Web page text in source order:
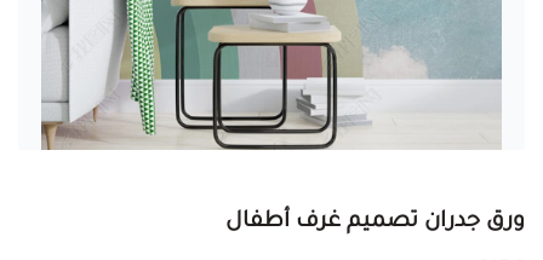
ورق جدران تصميم غرف أطفال